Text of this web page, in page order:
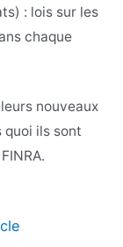
: lois sur les
chaque
nouveaux
ils sont